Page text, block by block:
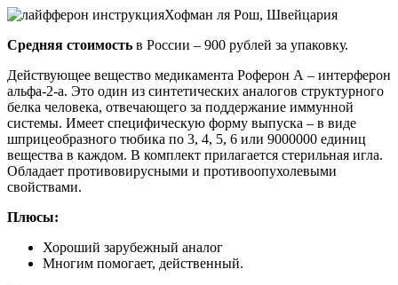
Хофман ля Рош, Швейцария
Средняя стоимость в России – 900 рублей за упаковку.
Действующее вещество медикамента Роферон А – интерферон
альфа-2-а. Это один из синтетических аналогов структурного
белка человека, отвечающего за поддержание иммунной
системы. Имеет специфическую форму выпуска – в виде
шприцеобразного тюбика по 3, 4, 5, 6 или 9000000 единиц
вещества в каждом. В комплект прилагается стерильная игла.
Обладает противовирусными и противоопухолевыми
свойствами.
Плюсы:
Хороший зарубежный аналог
Многим помогает, действенный.